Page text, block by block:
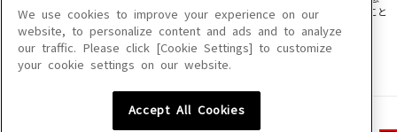
を問わず、著作権法の定める範囲を超えて無断で複製、転載、ファイル化などすること
を禁じます。
楽曲及びコンテンツは、機種によりご利用いただけない場合があります。
楽曲及びコンテンツの配信日、配信内容が変更になる場合があります。
We use cookies to improve your experience on our
website, to personalize content and ads and to analyze
our traffic. Please click [Cookie Settings] to customize
your cookie settings on our website.
Accept All Cookies